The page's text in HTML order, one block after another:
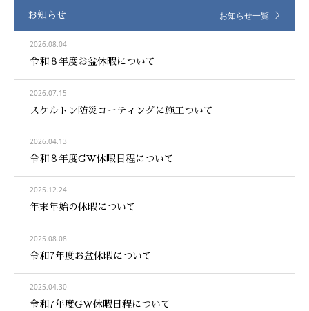
お知らせ お知らせ一覧
2026.08.04
令和８年度お盆休暇について
2026.07.15
スケルトン防災コーティングに施工ついて
2026.04.13
令和８年度GW休暇日程について
2025.12.24
年末年始の休暇について
2025.08.08
令和7年度お盆休暇について
2025.04.30
令和7年度GW休暇日程について